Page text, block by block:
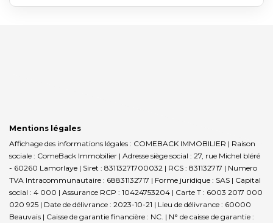
Mentions légales
Affichage des informations légales : COMEBACK IMMOBILIER | Raison
sociale : ComeBack Immobilier | Adresse siège social : 27, rue Michel bléré
- 60260 Lamorlaye | Siret : 83113271700032 | RCS : 831132717 | Numero
TVA Intracommunautaire : 68831132717 | Forme juridique : SAS | Capital
social : 4 000 | Assurance RCP : 10424753204 | Carte T : 6003 2017 000
020 925 | Date de délivrance : 2023-10-21 | Lieu de délivrance : 60000
Beauvais | Caisse de garantie financière : NC. | N° de caisse de garantie :